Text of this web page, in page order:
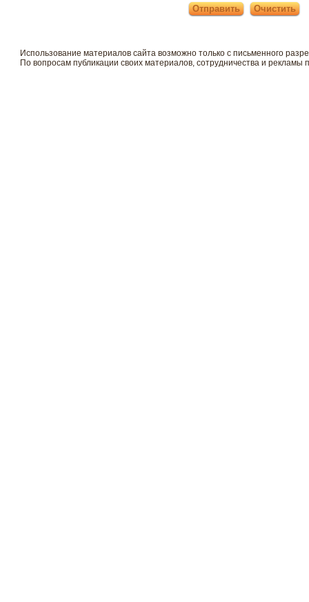
Использование материалов сайта возможно только с письменного
По вопросам публикации своих материалов, сотрудничества и